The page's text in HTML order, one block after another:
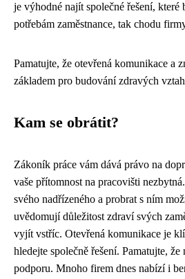
je výhodné najít společné řešení,
potřebám zaměstnance, tak chodu
Pamatujte, že otevřená komunikace a
základem pro budování zdravých
Kam se obrátit?
Zákoník práce vám dává právo na
vaše přítomnost na pracovišti
svého nadřízeného a probrat s ním
uvědomují důležitost zdraví svých
vyjít vstříc. Otevřená komunikace je
hledejte společně řešení. Pamatujte,
podporu. Mnoho firem dnes nabízí i